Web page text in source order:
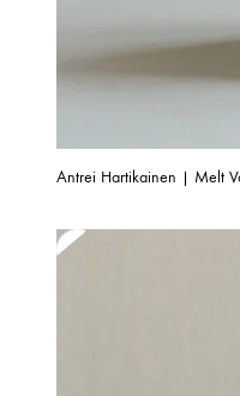
Antrei Hartikainen | Melt